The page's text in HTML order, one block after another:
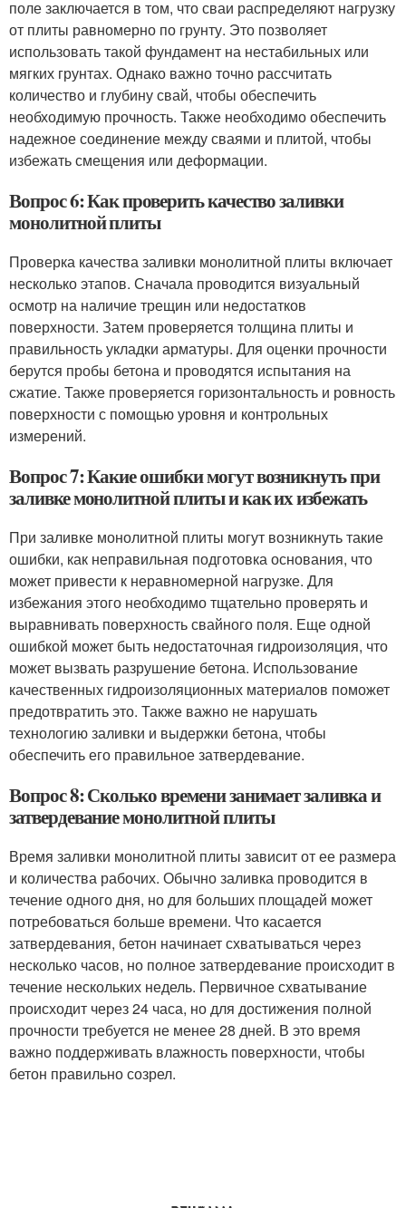
поле заключается в том, что сваи распределяют нагрузку
от плиты равномерно по грунту. Это позволяет
использовать такой фундамент на нестабильных или
мягких грунтах. Однако важно точно рассчитать
количество и глубину свай, чтобы обеспечить
необходимую прочность. Также необходимо обеспечить
надежное соединение между сваями и плитой, чтобы
избежать смещения или деформации.
Вопрос 6: Как проверить качество заливки
монолитной плиты
Проверка качества заливки монолитной плиты включает
несколько этапов. Сначала проводится визуальный
осмотр на наличие трещин или недостатков
поверхности. Затем проверяется толщина плиты и
правильность укладки арматуры. Для оценки прочности
берутся пробы бетона и проводятся испытания на
сжатие. Также проверяется горизонтальность и ровность
поверхности с помощью уровня и контрольных
измерений.
Вопрос 7: Какие ошибки могут возникнуть при
заливке монолитной плиты и как их избежать
При заливке монолитной плиты могут возникнуть такие
ошибки, как неправильная подготовка основания, что
может привести к неравномерной нагрузке. Для
избежания этого необходимо тщательно проверять и
выравнивать поверхность свайного поля. Еще одной
ошибкой может быть недостаточная гидроизоляция, что
может вызвать разрушение бетона. Использование
качественных гидроизоляционных материалов поможет
предотвратить это. Также важно не нарушать
технологию заливки и выдержки бетона, чтобы
обеспечить его правильное затвердевание.
Вопрос 8: Сколько времени занимает заливка и
затвердевание монолитной плиты
Время заливки монолитной плиты зависит от ее размера
и количества рабочих. Обычно заливка проводится в
течение одного дня, но для больших площадей может
потребоваться больше времени. Что касается
затвердевания, бетон начинает схватываться через
несколько часов, но полное затвердевание происходит в
течение нескольких недель. Первичное схватывание
происходит через 24 часа, но для достижения полной
прочности требуется не менее 28 дней. В это время
важно поддерживать влажность поверхности, чтобы
бетон правильно созрел.